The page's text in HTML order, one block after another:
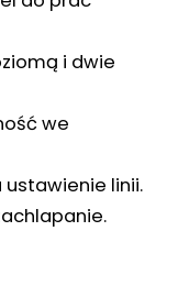
i dwie
we
linii.